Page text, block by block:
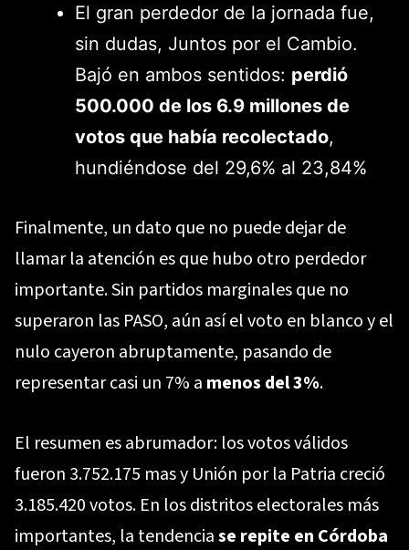
El gran perdedor de la jornada fue,
sin dudas, Juntos por el Cambio.
Bajó en ambos sentidos: perdió
500.000 de los 6.9 millones de
votos que había recolectado,
hundiéndose del 29,6% al 23,84%
Finalmente, un dato que no puede dejar de
llamar la atención es que hubo otro perdedor
importante. Sin partidos marginales que no
superaron las PASO, aún así el voto en blanco y el
nulo cayeron abruptamente, pasando de
representar casi un 7% a menos del 3%.
El resumen es abrumador: los votos válidos
fueron 3.752.175 mas y Unión por la Patria creció
3.185.420 votos. En los distritos electorales más
importantes, la tendenciase repite en Córdoba